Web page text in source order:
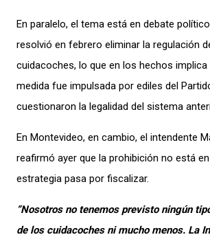
En paralelo, el tema está en debate
resolvió en febrero eliminar la regulación
cuidacoches, lo que en los hechos
medida fue impulsada por ediles del
cuestionaron la legalidad del sistema
En Montevideo, en cambio, el intendente
reafirmó ayer que la prohibición no está
estrategia pasa por fiscalizar.
“Nosotros no tenemos previsto ningún
de los cuidacoches ni mucho menos. La